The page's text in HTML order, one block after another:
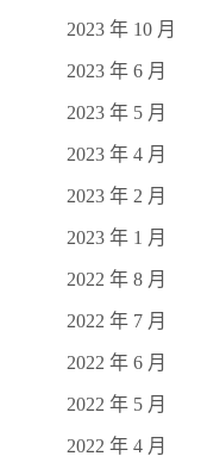
2023 年 10 月
2023 年 6 月
2023 年 5 月
2023 年 4 月
2023 年 2 月
2023 年 1 月
2022 年 8 月
2022 年 7 月
2022 年 6 月
2022 年 5 月
2022 年 4 月